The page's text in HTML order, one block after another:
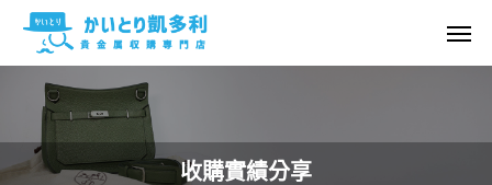
收購實績分享